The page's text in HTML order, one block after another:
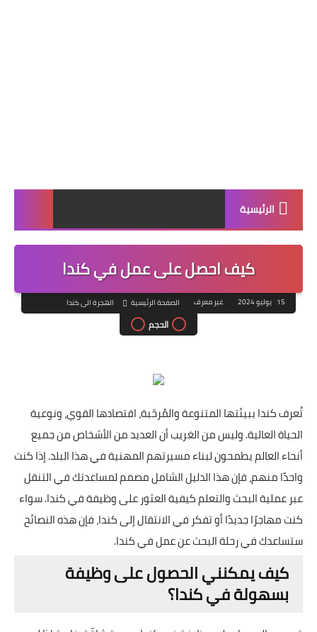
الرئيسية
كيف احصل على عمل في كندا
15 يوليو 2024 غير معرف الصفحة الرئيسية الهجرة الى كندا
الحجم
تُعرف كندا ببيئتها المتنوعة والمُرحّبة، اقتصادها القوي، ونوعية
الحياة العالية. وليس من الغريب أن العديد من الأشخاص من جميع
أنحاء العالم يطمحون لبناء مسيرتهم المهنية في هذا البلد. إذا كنت
واحدًا منهم، فإن هذا الدليل الشامل مصمم لمساعدتك في التنقل
عبر عملية البحث والتعلم كيفية العثور على وظيفة في كندا. سواء
كنت مهاجرًا جديدًا أو تفكر في الانتقال إلى كندا، فإن هذه النصائح
ستساعدك في رحلة البحث عن عمل في كندا.
كيف يمكنني الحصول على وظيفة
بسهولة في كندا؟